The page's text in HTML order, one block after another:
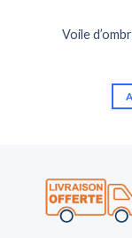
Voile